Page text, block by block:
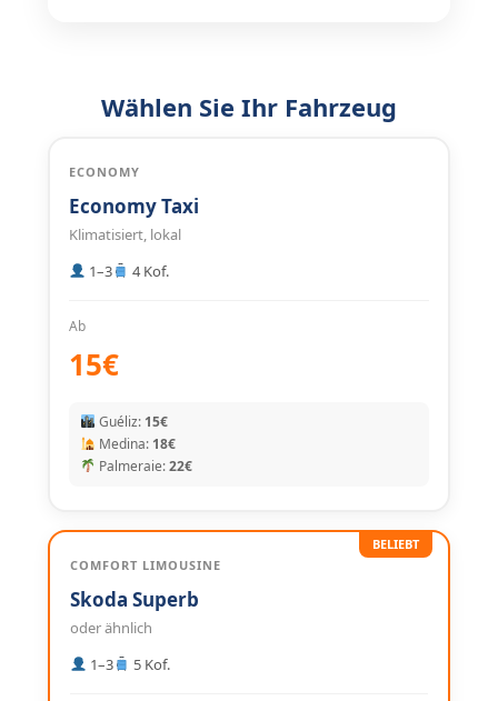
Wählen Sie Ihr Fahrzeug
ECONOMY
Economy Taxi
Klimatisiert, lokal
1–3
4 Kof.
Ab
15€
Guéliz: 15€
Medina: 18€
Palmeraie:22€
BELIEBT
COMFORT LIMOUSINE
Skoda Superb
oder ähnlich
1–3
5 Kof.